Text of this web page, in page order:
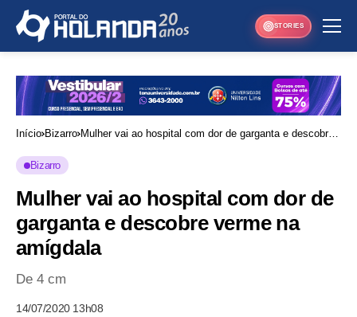
STORIES
Início Bizarro Mulher vai ao hospital com dor de garganta e descobre
Bizarro
Mulher vai ao hospital com dor de
garganta e descobre verme na
amígdala
De 4 cm
14/07/2020 13h08